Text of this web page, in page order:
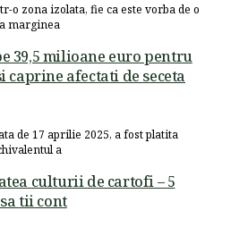
o zona izolata, fie ca este vorba de o
marginea
39,5 milioane euro pentru
caprine afectati de seceta
de 17 aprilie 2025, a fost platita
a
culturii de cartofi – 5
tii cont